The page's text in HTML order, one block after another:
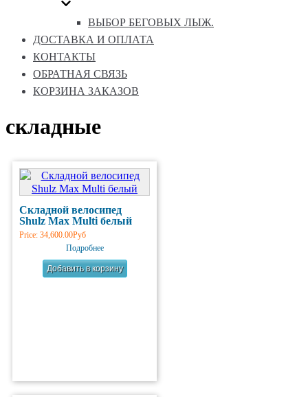
ВЫБОР БЕГОВЫХ ЛЫЖ.
ДОСТАВКА И ОПЛАТА
КОНТАКТЫ
ОБРАТНАЯ СВЯЗЬ
КОРЗИНА ЗАКАЗОВ
складные
Складной велосипед
Shulz Max Multi белый
Price: 34,600.00Руб
Подробнее